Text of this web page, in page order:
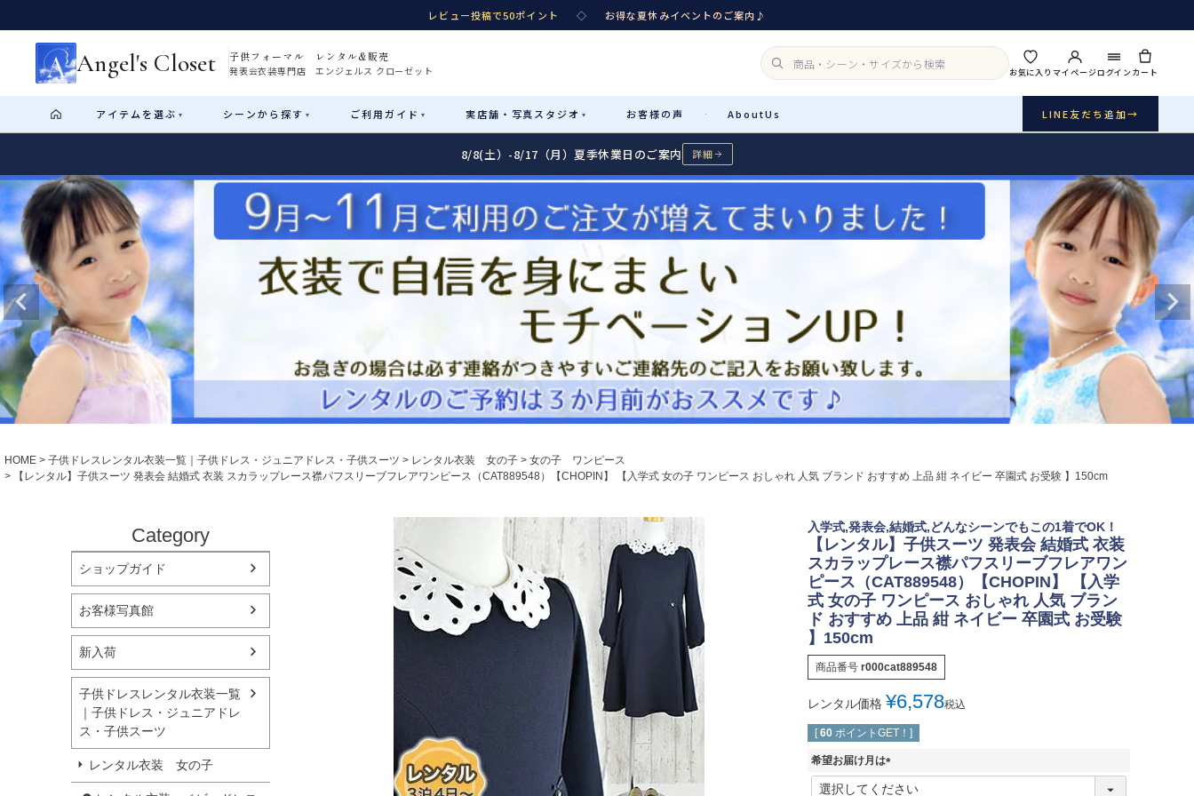
レビュー投稿で50ポイント ◇ お得な夏休みイベントのご案内♪
Angel's Closet 子供フォーマル レンタル&販売
発表会衣装専門店 エンジェルス クローゼット お気に入りマイページログインカート
アイテム を選ぶ ▾ シーンから探す ▾ ご利用ガイド ▾ 実店舗・ 写真スタジオ ▾ お客様の声 · AboutUs LINE友だち追加→
カテゴリ詳細→ サイズで選ぶ→
Rental レンタル
女の子ドレス
小物・アクセ パニエ
アウター レディース
Sale販売
コスチューム アウター インナー・パニエ
アクセサリー ジュエリー 音楽雑貨
性別・サイズで絞り込む→
Recital & Concours Wedding Graduation & Entrance
Start はじめに
01 ショップガイド（総合案内）
レンタル・販売の入口
02 サイズの選び方
測り方と目安
Angel's Closetについて
創業2003年からの想い
Rentalレンタル
04 レンタルのご案内
予約・配送・返却・料金
レンタルの流れ
06 あんしんパック
汚れ・キズ・破損の補償
Buy & Support ご購入・サポート
08 送料・お支払い
送料・決済方法
09 お問い合わせ
電話・メール・LINE
Atelier
実店舗 つくば店
Tsukuba Boutique
茨城県土浦市大町14-16-1F
営業 10:00–18:00（完全予約制）
月曜日
店舗を予約する →
Photography
写真スタジオ APS
Angel's Photo Studio
七五三・発表会・記念撮影
Web または お電話
ヘアメイク・着付け
スタジオを予約 →
8/8(土）-8/17（月）夏季休業日のご案内 詳細
HOME 子供ドレスレンタル衣装一覧｜子供ドレス・ジュニアドレス・子供スーツ レンタル衣装 女の子
女の子 ワンピース
【レンタル】子供スーツ 発表会 結婚式 衣装 スカラップレース襟パフスリーブフレアワンピース（CAT889548）【CHOPIN】 【入学式 女の子 ワンピース おしゃれ 人気 ブランド おすすめ 上品 紺 ネイビー 卒園式 お受験 】150cm
Category
ショップガイド
お客様写真館
新入荷
子供ドレスレンタル衣装一覧
｜子供ドレス・ジュニアドレ
ス・子供スーツ
レンタル衣装 女の子
入学式,発表会,結婚式,どんなシーンでもこの1着でOK！
【レンタル】子供スーツ 発表会 結婚式 衣装
スカラップレース襟パフスリーブフレアワン
ピース（CAT889548）【CHOPIN】 【入学
式 女の子 ワンピース おしゃれ 人気 ブラン
ド おすすめ 上品 紺 ネイビー 卒園式 お受験
】150cm
商品番号 r000cat889548
レンタル価格 ¥6,578税込
[ 60 ポイントGET！]
希望お届け月は
(